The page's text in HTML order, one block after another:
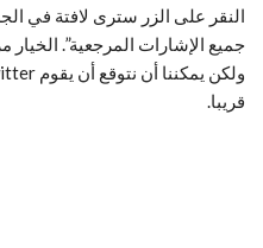
النقر على الزر سترى لافتة في
قريبا.